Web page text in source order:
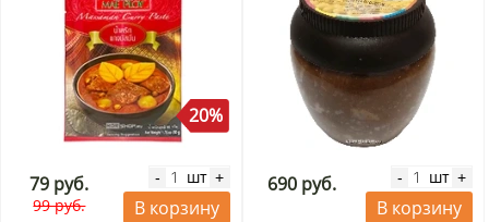
20%
79 руб.
99 руб.
- шт +
В корзину
690 руб. - шт +
В корзину